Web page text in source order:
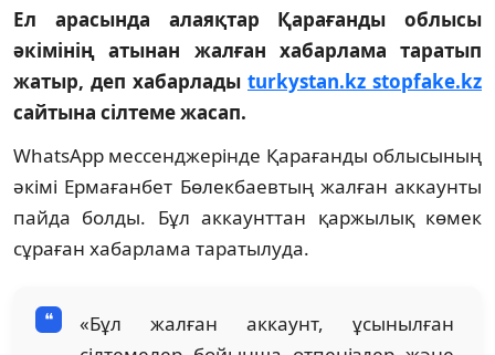
Ел арасында алаяқтар Қарағанды облысы
әкімінің атынан жалған хабарлама таратып
жатыр, деп хабарлады turkystan.kz stopfake.kz
сайтына сілтеме жасап.
WhatsApp мессенджерінде Қарағанды облысының
әкімі Ермағанбет Бөлекбаевтың жалған аккаунты
пайда болды. Бұл аккаунттан қаржылық көмек
сұраған хабарлама таратылуда.
«Бұл жалған аккаунт, ұсынылған